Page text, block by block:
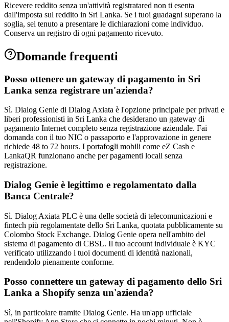
Ricevere reddito senza un'attività registratared non ti esenta
dall'imposta sul reddito in Sri Lanka. Se i tuoi guadagni superano la
soglia, sei tenuto a presentare le dichiarazioni come individuo.
Conserva un registro di ogni pagamento ricevuto.
Domande frequenti
Posso ottenere un gateway di pagamento in Sri
Lanka senza registrare un'azienda?
Sì. Dialog Genie di Dialog Axiata è l'opzione principale per privati ​​e
liberi professionisti in Sri Lanka che desiderano un gateway di
pagamento Internet completo senza registrazione aziendale. Fai
domanda con il tuo NIC o passaporto e l'approvazione in genere
richiede 48 to 72 hours. I portafogli mobili come eZ Cash e
LankaQR funzionano anche per pagamenti locali senza
registrazione.
Dialog Genie è legittimo e regolamentato dalla
Banca Centrale?
Sì. Dialog Axiata PLC è una delle società di telecomunicazioni e
fintech più regolamentate dello Sri Lanka, quotata pubblicamente su
Colombo Stock Exchange. Dialog Genie opera nell'ambito del
sistema di pagamento di CBSL. Il tuo account individuale è KYC
verificato utilizzando i tuoi documenti di identità nazionali,
rendendolo pienamente conforme.
Posso connettere un gateway di pagamento dello Sri
Lanka a Shopify senza un'azienda?
Sì, in particolare tramite Dialog Genie. Ha un'app ufficiale